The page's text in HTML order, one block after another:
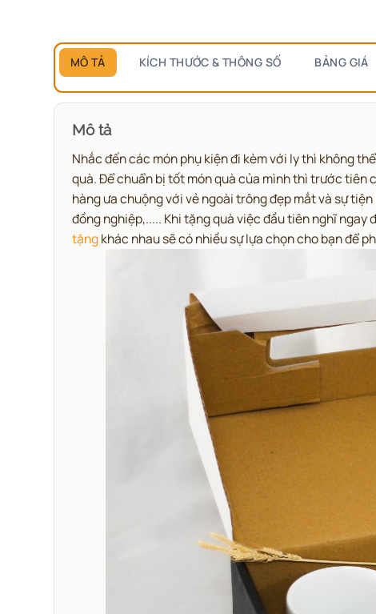
MÔ TẢ KÍCH THƯỚC & THÔNG SỐ BẢNG GIÁ
Mô tả
Nhắc đến các món phụ kiện đi kèm với ly thì không
quà. Để chuẩn bị tốt món quà của mình thì trước tiên
hàng ưa chuộng với vẻ ngoài trông đẹp mắt và sự
đồng nghiệp,..... Khi tặng quà việc đầu tiên nghĩ
tặngkhác nhau sẽ có nhiều sự lựa chọn cho bạn để